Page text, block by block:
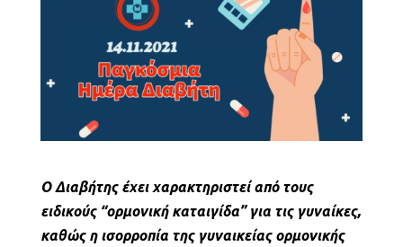
Ο Διαβήτης έχει χαρακτηριστεί από τους
ειδικούς “ορμονική καταιγίδα” για τις γυναίκες,
καθώς η ισορροπία της γυναικείας ορμονικής